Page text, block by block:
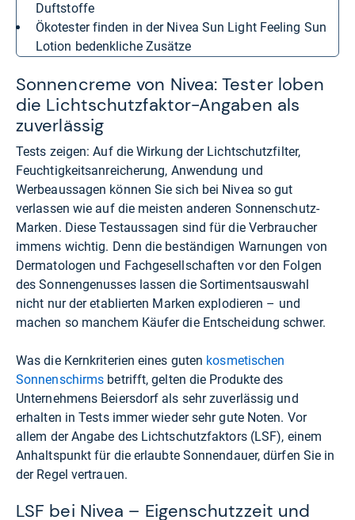
Duftstoffe
Ökotester finden in der Nivea Sun Light Feeling Sun
Lotion bedenkliche Zusätze
Sonnencreme von Nivea: Tester loben
die Lichtschutzfaktor-Angaben als
zuverlässig
Tests zeigen: Auf die Wirkung der Lichtschutzfilter,
Feuchtigkeitsanreicherung, Anwendung und
Werbeaussagen können Sie sich bei Nivea so gut
verlassen wie auf die meisten anderen Sonnenschutz-
Marken. Diese Testaussagen sind für die Verbraucher
immens wichtig. Denn die beständigen Warnungen von
Dermatologen und Fachgesellschaften vor den Folgen
des Sonnengenusses lassen die Sortimentsauswahl
nicht nur der etablierten Marken explodieren – und
machen so manchem Käufer die Entscheidung schwer.
Was die Kernkriterien eines guten kosmetischen
Sonnenschirms betrifft, gelten die Produkte des
Unternehmens Beiersdorf als sehr zuverlässig und
erhalten in Tests immer wieder sehr gute Noten. Vor
allem der Angabe des Lichtschutzfaktors (LSF), einem
Anhaltspunkt für die erlaubte Sonnendauer, dürfen Sie in
der Regel vertrauen.
LSF bei Nivea – Eigenschutzzeit und